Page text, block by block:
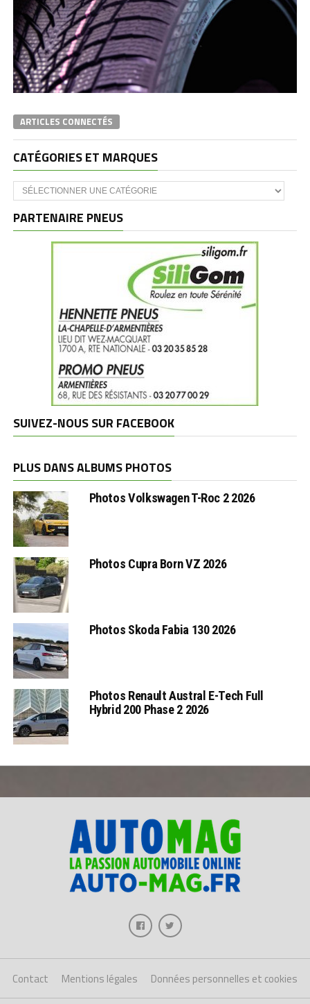
ARTICLES CONNECTÉS
CATÉGORIES ET MARQUES
Catégories
et
PARTENAIRE PNEUS
SUIVEZ-NOUS SUR FACEBOOK
PLUS DANS ALBUMS PHOTOS
Photos Volkswagen T-Roc 2 2026
Photos Cupra Born VZ 2026
Photos Skoda Fabia 130 2026
Photos Renault Austral E-Tech Full
Hybrid 200 Phase 2 2026
Contact Mentions légales Données personnelles et cookies